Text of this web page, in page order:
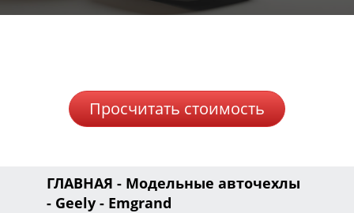
Просчитать стоимость
ГЛАВНАЯ - Модельные авточехлы
- Geely - Emgrand